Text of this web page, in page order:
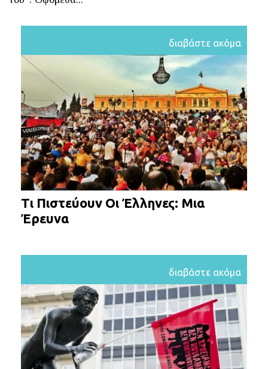
διαβάστε ακόμα
Τι Πιστεύουν Οι Έλληνες: Μια
Έρευνα
διαβάστε ακόμα